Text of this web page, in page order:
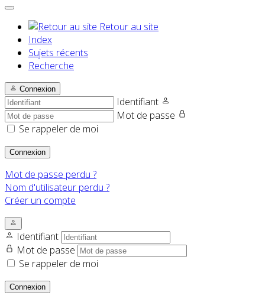
Retour au site
Index
Sujets récents
Recherche
Connexion
Identifiant
Mot de passe
Se rappeler de moi
Connexion
Mot de passe perdu ?
Nom d'utilisateur perdu ?
Créer un compte
Identifiant
Mot de passe
Se rappeler de moi
Connexion